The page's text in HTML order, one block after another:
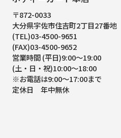
〒872-0033
大分県宇佐市住吉町2丁目27番地
(TEL)03-4500-9651
(FAX)03-4500-9652
営業時間 (平日)9:00～19:00
(土・日・祝)10:00～18:00
※お電話は9:00～17:00まで
定休日 年中無休